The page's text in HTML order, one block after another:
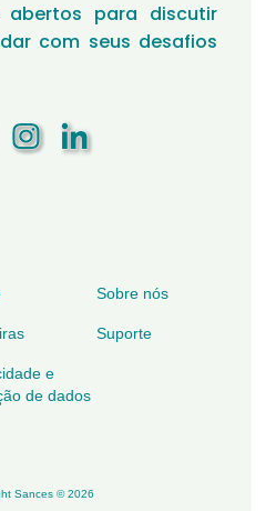
abertos para discutir
com seus desafios
Sobre nós
Suporte
e
de dados
Sances © 2026